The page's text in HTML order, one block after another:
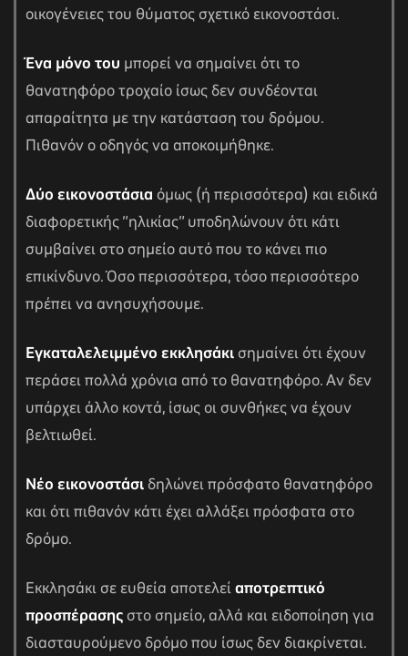
οικογένειες του θύματος σχετικό εικονοστάσι.
Ένα μόνο του μπορεί να σημαίνει ότι το
θανατηφόρο τροχαίο ίσως δεν συνδέονται
απαραίτητα με την κατάσταση του δρόμου.
Πιθανόν ο οδηγός να αποκοιμήθηκε.
Δύο εικονοστάσια όμως (ή περισσότερα) και ειδικά
διαφορετικής “ηλικίας” υποδηλώνουν ότι κάτι
συμβαίνει στο σημείο αυτό που το κάνει πιο
επικίνδυνο. Όσο περισσότερα, τόσο περισσότερο
πρέπει να ανησυχήσουμε.
Εγκαταλελειμμένο εκκλησάκι σημαίνει ότι έχουν
περάσει πολλά χρόνια από το θανατηφόρο. Αν δεν
υπάρχει άλλο κοντά, ίσως οι συνθήκες να έχουν
βελτιωθεί.
Νέο εικονοστάσι δηλώνει πρόσφατο θανατηφόρο
και ότι πιθανόν κάτι έχει αλλάξει πρόσφατα στο
δρόμο.
Εκκλησάκι σε ευθεία αποτελείαποτρεπτικό
προσπέρασης στο σημείο, αλλά και ειδοποίηση για
διασταυρούμενο δρόμο που ίσως δεν διακρίνεται.